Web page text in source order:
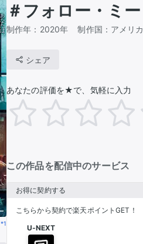
*1
＃フォロー・ミー
制作年： 2020年 制作国： アメリカ
シェア
あなたの評価を★で、気軽に入力
この作品を配信中のサービス
お得に契約する
こちらから契約で楽天ポイントGET！
U-NEXT